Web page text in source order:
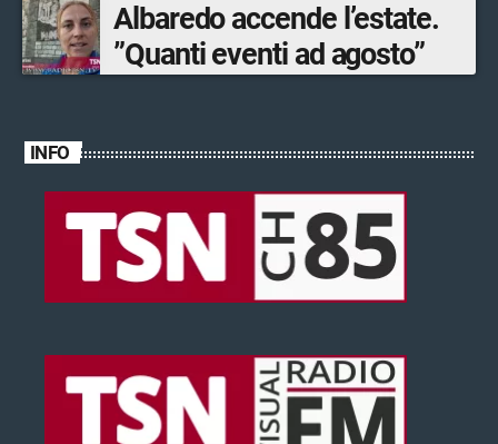
Albaredo accende l’estate.
”Quanti eventi ad agosto”
INFO